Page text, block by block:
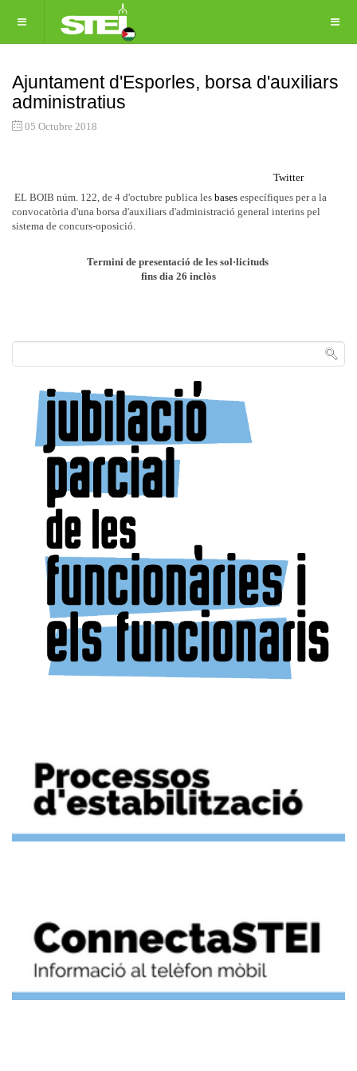
Ajuntament d'Esporles, borsa d'auxiliars
administratius
05 Octubre 2018
Twitter
EL BOIB núm. 122, de 4 d'octubre publica les bases específiques per a la
convocatòria d'una borsa d'auxiliars d'administració general interins pel
sistema de concurs-oposició.
Termini de presentació de les sol·licituds
fins dia 26 inclòs